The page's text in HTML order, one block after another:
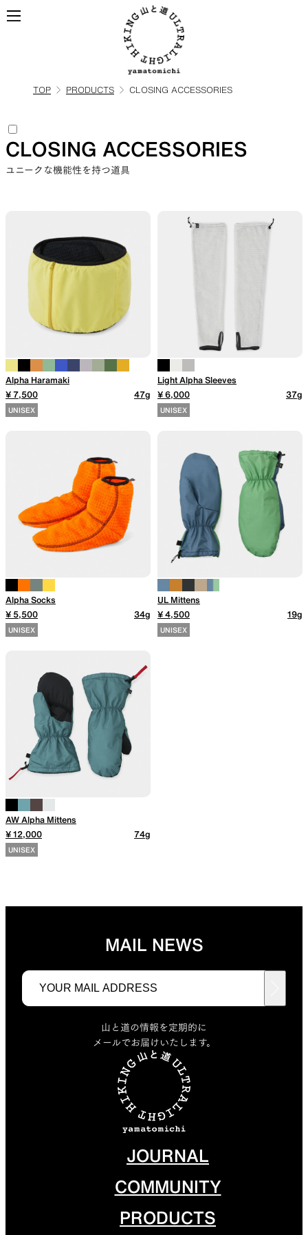
BACKPACKS
パック
山道具として考えられたクロー
機能的な5ポケットを持つパン
ツ＆ショーツ
風や雨、寒さを防ぐシェル
ハイキングのためのヘッドウ
ア
ALL WEATHER
どんな状況にも対応する全天候
型行動着
ACTIVE INSULATION
動いても蒸れにくい保温行動
SLEEPING PADS
最軽量のスリーピングパッド
TOP PRODUCTS CLOSING ACCESSORIES
CLOSING ACCESSORIES
ユニークな機能性を持つ道具
Alpha Haramaki
¥ 7,500
47g
UNISEX
Light Alpha Sleeves
¥ 6,000
37g
UNISEX
Alpha Socks
¥ 5,500
34g
UNISEX
UL Mittens
¥ 4,500
19g
UNISEX
AW Alpha Mittens
¥ 12,000
74g
UNISEX
MAIL NEWS
山と道の情報を定期的に
メールでお届けいたします。
JOURNAL
COMMUNITY
PRODUCTS